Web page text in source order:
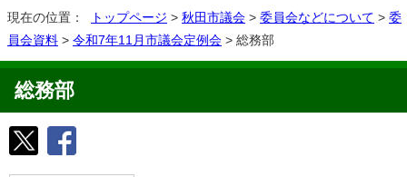
現在の位置： トップページ > 秋田市議会 > 委員会などについて > 委
員会資料 > 令和7年11月市議会定例会 > 総務部
総務部